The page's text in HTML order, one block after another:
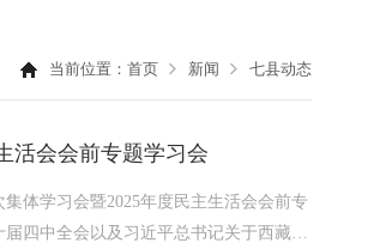
当前位置： 首页 新闻 七县动态
活会会前专题学习会
体学习会暨2025年度民主生活会会前专
四中全会以及习近平总书记关于西藏工